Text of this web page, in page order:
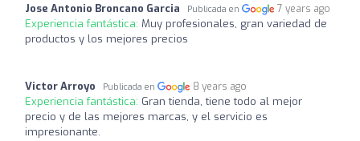
Jose Antonio Broncano Garcia Publicada en 7 years ago
Experiencia fantástica: Muy profesionales, gran variedad de
productos y los mejores precios
Victor Arroyo Publicada en 8 years ago
Experiencia fantástica: Gran tienda, tiene todo al mejor
precio y de las mejores marcas, y el servicio es
impresionante.